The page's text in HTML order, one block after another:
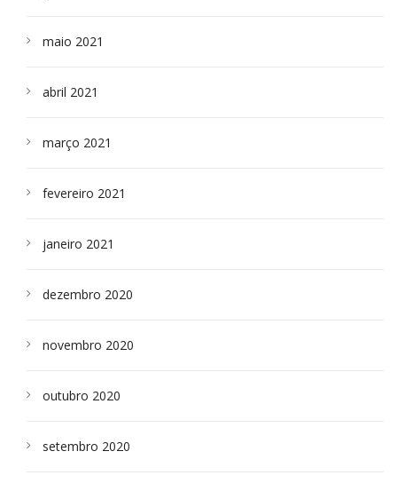
maio 2021
abril 2021
março 2021
fevereiro 2021
janeiro 2021
dezembro 2020
novembro 2020
outubro 2020
setembro 2020